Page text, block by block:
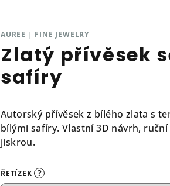
AUREE | FINE JEWELRY
Zlatý přívěsek
safíry
Autorský přívěsek z bílého zlata s
bílými safíry. Vlastní 3D návrh,
jiskrou.
ŘETÍZEK ?